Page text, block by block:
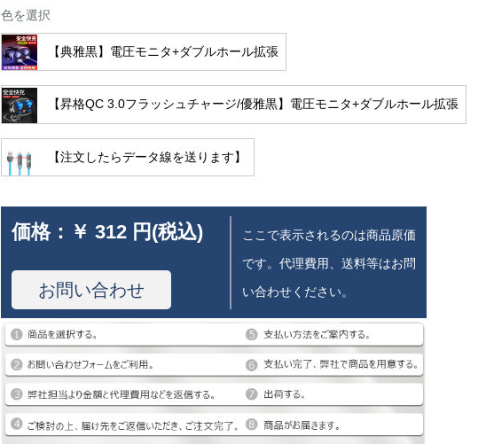
色を選択
【典雅黒】電圧モニタ+ダブルホール拡張
【昇格QC 3.0フラッシュチャージ/優雅黒】電圧モニタ+ダブルホール拡張
【注文したらデータ線を送ります】
価格： ￥ 312 円(税込)
お問い合わせ
ここで表示されるのは商品原価
です。代理費用、送料等はお問
い合わせください。